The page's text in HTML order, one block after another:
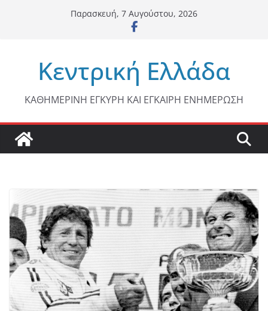
Παρασκευή, 7 Αυγούστου, 2026
Κεντρική Ελλάδα
ΚΑΘΗΜΕΡΙΝΗ ΕΓΚΥΡΗ ΚΑΙ ΕΓΚΑΙΡΗ ΕΝΗΜΕΡΩΣΗ